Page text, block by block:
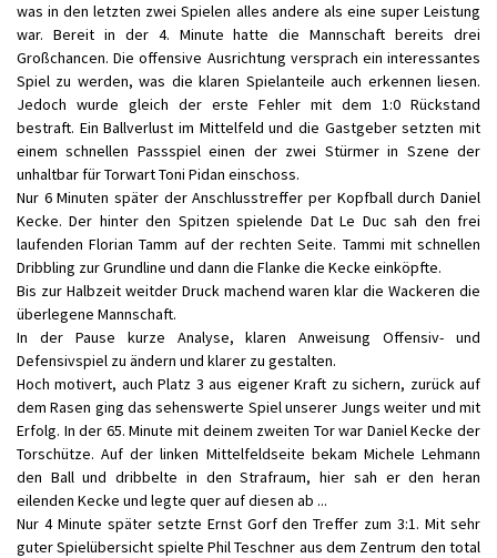
was in den letzten zwei Spielen alles andere als eine super Leistung
war. Bereit in der 4. Minute hatte die Mannschaft bereits drei
Großchancen. Die offensive Ausrichtung versprach ein interessantes
Spiel zu werden, was die klaren Spielanteile auch erkennen liesen.
Jedoch wurde gleich der erste Fehler mit dem 1:0 Rückstand
bestraft. Ein Ballverlust im Mittelfeld und die Gastgeber setzten mit
einem schnellen Passspiel einen der zwei Stürmer in Szene der
unhaltbar für Torwart Toni Pidan einschoss.
Nur 6 Minuten später der Anschlusstreffer per Kopfball durch Daniel
Kecke. Der hinter den Spitzen spielende Dat Le Duc sah den frei
laufenden Florian Tamm auf der rechten Seite. Tammi mit schnellen
Dribbling zur Grundline und dann die Flanke die Kecke einköpfte.
Bis zur Halbzeit weitder Druck machend waren klar die Wackeren die
überlegene Mannschaft.
In der Pause kurze Analyse, klaren Anweisung Offensiv- und
Defensivspiel zu ändern und klarer zu gestalten.
Hoch motivert, auch Platz 3 aus eigener Kraft zu sichern, zurück auf
dem Rasen ging das sehenswerte Spiel unserer Jungs weiter und mit
Erfolg. In der 65. Minute mit deinem zweiten Tor war Daniel Kecke der
Torschütze. Auf der linken Mittelfeldseite bekam Michele Lehmann
den Ball und dribbelte in den Strafraum, hier sah er den heran
eilenden Kecke und legte quer auf diesen ab ...
Nur 4 Minute später setzte Ernst Gorf den Treffer zum 3:1. Mit sehr
guter Spielübersicht spielte Phil Teschner aus dem Zentrum den total